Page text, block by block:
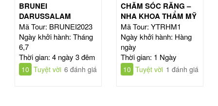
BRUNEI
DARUSSALAM
Mã Tour: BRUNEI2023
Ngày khởi hành: Tháng
6,7
Thời gian: 4 ngày 3 đêm
10 Tuyệt vời 6 đánh giá
CHĂM SÓC RĂNG –
NHA KHOA THẨM MỸ
Mã Tour: YTRHM1
Ngày khởi hành: Hàng
ngày
Thời gian: 1 Ngày
10 Tuyệt vời 1 đánh giá